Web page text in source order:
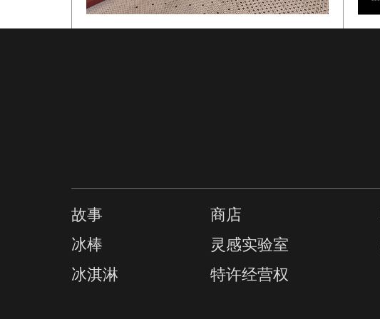
故事
冰棒
冰淇淋
商店
灵感实验室
特许经营权